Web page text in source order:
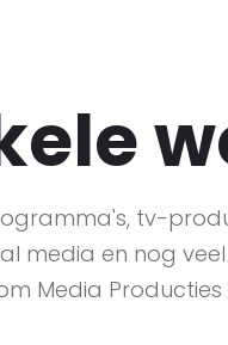
tv-
media en nog
Media